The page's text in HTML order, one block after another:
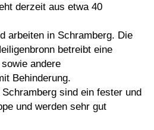
derzeit aus etwa 40
arbeiten in Schramberg. Die
betreibt eine
andere
Behinderung.
sind ein fester und
und werden sehr gut